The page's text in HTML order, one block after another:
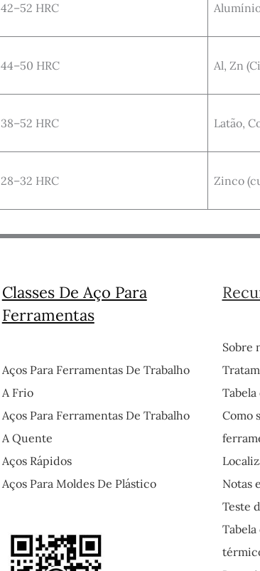
42–52 HRC
44–50 HRC Al, Zn
38–52 HRC Latão,
28–32 HRC Zinco
Classes De Aço Para
Ferramentas
Aços Para Ferramentas De Trabalho
A Frio
Aços Para Ferramentas De Trabalho
A Quente
Aços Rápidos
Aços Para Moldes De Plástico
Sobre
Como
Notas
Teste